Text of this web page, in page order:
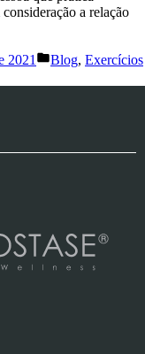
a relação
2021 Blog, Exercícios